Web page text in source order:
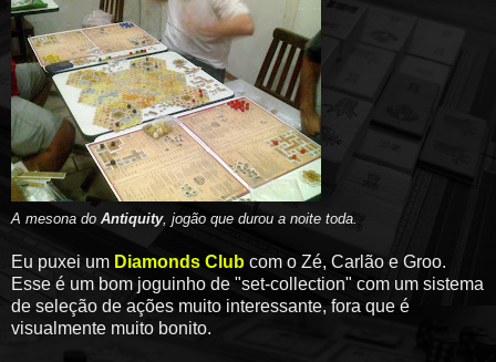
A mesona do Antiquity, jogão que durou a noite toda
Eu puxei um Diamonds Club com o Zé, Carlão e Groo.
Esse é um bom joguinho de "set-collection" com um sistema
de seleção de ações muito interessante, fora que é
visualmente muito bonito.